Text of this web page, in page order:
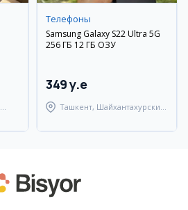
Телефоны
Samsung Galaxy S22 Ultra 5G
256 ГБ 12 ГБ ОЗУ
349 y.e
Ташкент, Шайхантахурский